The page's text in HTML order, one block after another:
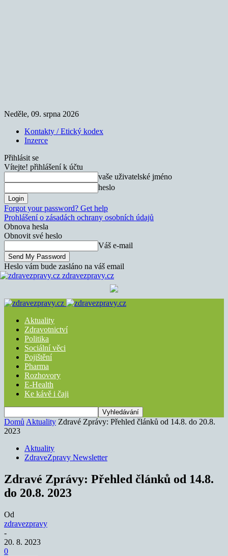
Neděle, 09. srpna 2026
Kontakty / Etický kodex
Inzerce
Přihlásit se
Vítejte! přihlášení k účtu
vaše uživatelské jméno
heslo
Forgot your password? Get help
Prohlášení o zásadách ochrany osobních údajů
Obnova hesla
Obnovit své heslo
Váš e-mail
Heslo vám bude zasláno na váš email
zdravezpravy.cz
Aktuality
Zdravotnictví
Politika
Sociální věci
Pojištění
Pharma
Rozhovory
E-Health
Ke kávě i čaji
Domů Aktuality Zdravé Zprávy: Přehled článků od 14.8. do 20.8.
2023
Aktuality
ZdraveZpravy Newsletter
Zdravé Zprávy: Přehled článků od 14.8.
do 20.8. 2023
Od
zdravezpravy
-
20. 8. 2023
0